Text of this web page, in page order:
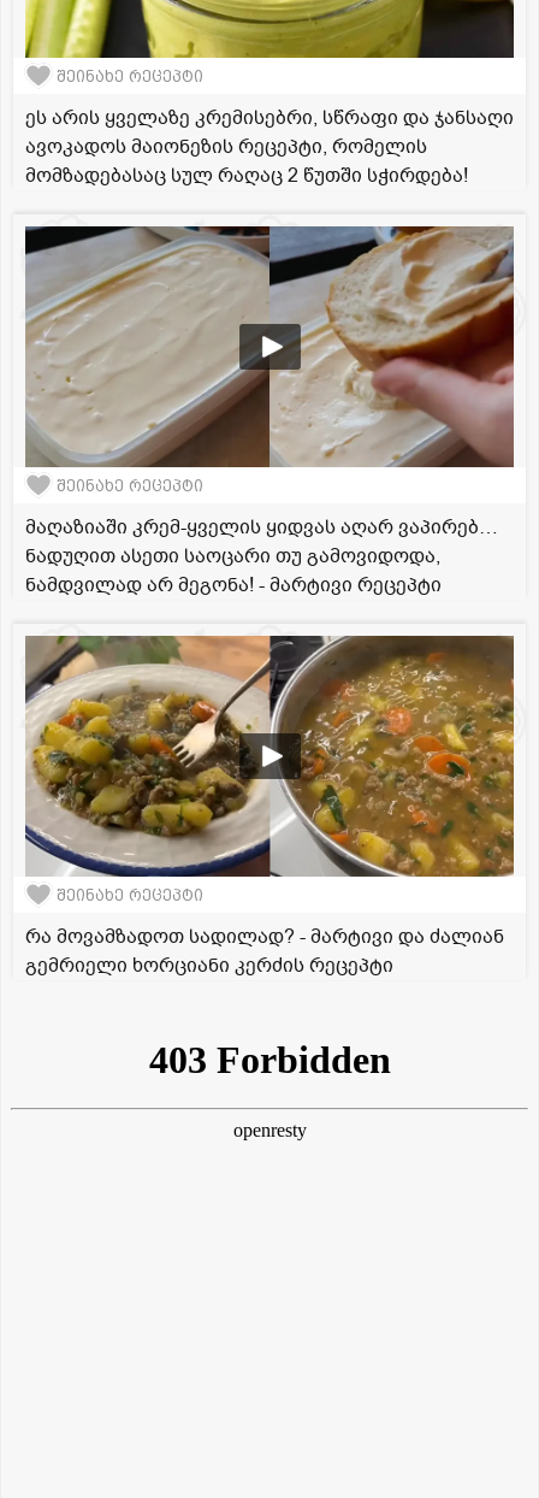
შეინახე რეცეპტი
ეს არის ყველაზე კრემისებრი, სწრაფი და ჯანსაღი
ავოკადოს მაიონეზის რეცეპტი, რომელის
მომზადებასაც სულ რაღაც 2 წუთში სჭირდება!
შეინახე რეცეპტი
მაღაზიაში კრემ-ყველის ყიდვას აღარ ვაპირებ…
ნადუღით ასეთი საოცარი თუ გამოვიდოდა,
ნამდვილად არ მეგონა! - მარტივი რეცეპტი
შეინახე რეცეპტი
რა მოვამზადოთ სადილად? - მარტივი და ძალიან
გემრიელი ხორციანი კერძის რეცეპტი